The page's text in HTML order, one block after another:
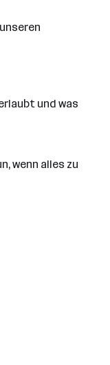
und was
wenn alles zu